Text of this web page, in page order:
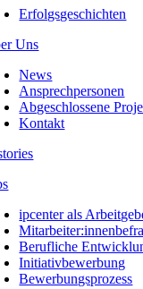
Erfolgsgeschichten
Uns
News
Ansprechpersonen
Abgeschlossene
Kontakt
ipcenter als
Berufliche
Initiativbewerbung
Bewerbungsprozess